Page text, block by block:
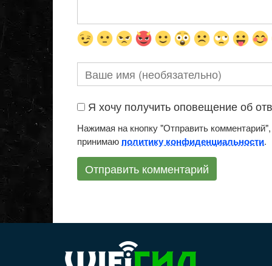
Я хочу получить оповещение об
Нажимая на кнопку "Отправить
принимаю политику конфиденциальности.